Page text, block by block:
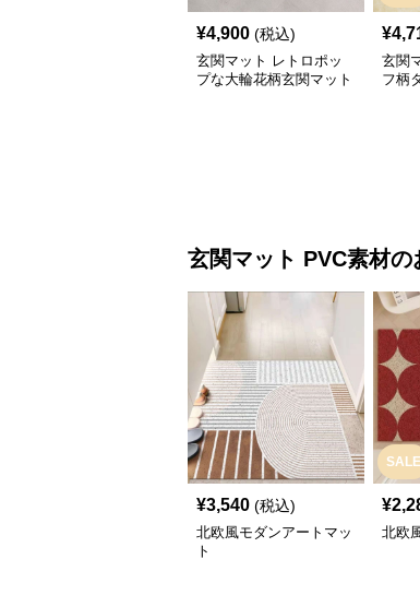
¥4,900 (税込)
玄関マット レトロポッ
プな大輪花柄玄関マット
¥
玄関
フ柄
玄関マット PVC素材の
¥3,540 (税込)
北欧風モダンアートマッ
ト
SALE
¥
北欧